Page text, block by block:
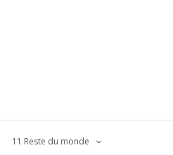
11 Reste du monde